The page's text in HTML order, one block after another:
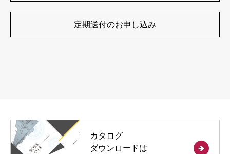
定期送付のお申し込み
カタログ
ダウンロードは